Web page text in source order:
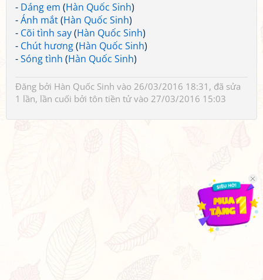
- Dáng em (Hàn Quốc Sinh)
-Ánh mắt(Hàn Quốc Sinh)
- Cõi tình say(Hàn Quốc Sinh)
- Chút hương(Hàn Quốc Sinh)
-Sóng tình (Hàn Quốc Sinh)
Đăng bởi Hàn Quốc Sinh vào 26/03/2016 18:31, đã sửa
1 lần, lần cuối bởi tôn tiền tửvào 27/03/2016 15:03